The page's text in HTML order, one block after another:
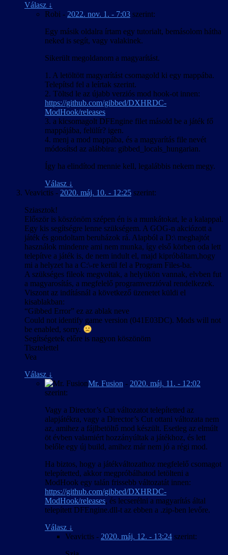
Válasz ↓
Robi - 2022. nov. 1. - 7:03 szerint:
Egy másik oldalra írtam egy tutorialt, bemásolom hátha
neked is segít, vagy valakinek.
Sikerült megoldanom a magyarítást.
1. A letöltött magyarítást csomagold ki egy mappába.
Telepítsd fel a leírtak szerint.
2. Töltsd le az újabb verziós mod hook-ot innen:
https://github.com/gibbed/DXHRDC-
ModHook/releases
3. a kicsomagolt DFEngine filet másold be a játék fő
mappájába, felülír? igen.
4. menj a mod mappába, és a magyarítás file nevét
módosítsd az alábbira: gibbed_locals_hungarian.
Így ha elindítod mennie kell, legalábbis nekem megy.
Válasz ↓
Veavictis - 2020. máj. 10. - 12:25 szerint:
Sziasztok!
Először is köszönöm szépen én is a munkátokat, le a kalappal.
Egy kis segítségre lenne szükségem. A GOG-n akciózott a
játék és gondoltam beruházok rá. Alapból a D:\ meghajtót
használok mindenre ami nem munka, így első körben oda lett
telepítve a játék is, de nem indult el, majd kipróbáltam,hogy
mi a helyzet ha a C:\-re kerül fel a Program Files-ba.
A szükséges fileok megvoltak, a helyükön vannak, elvben fut
a magyarosítás, a megfelelő programverzióval rendelkezek.
Viszont az indításnál a következő üzenetet küldi el
kisablakban:
“Gibbed Error” ez az ablak neve
Could not identify game version (041E03DC). Mods will not
be enabled, sorry.
Segítségetek előre is nagyon köszönöm
Tisztelettel
Vea
Válasz ↓
Mr. Fusion - 2020. máj. 11. - 12:02
szerint:
Vagy a Director’s Cut változatot telepítetted az
alapjátékra, vagy a Director’s Cut ottani változata nem
az, amihez a fájlbetöltő mod készült. Esetleg az elmúlt
öt évben valamiért hozzányúltak a játékhoz, és lett
belőle egy új build, amihez már nem jó a régi mod.
Ha biztos, hogy a játékváltozathoz megfelelő csomagot
telepítetted, akkor megpróbálhatod letölteni a
ModHook egy talán frissebb változatát innen:
https://github.com/gibbed/DXHRDC-
ModHook/releases, és lecserélni a magyarítás által
telepített DFEngine.dll-t az ebben a .zip-ben levőre.
Válasz ↓
Veavictis - 2020. máj. 12. - 13:24 szerint: